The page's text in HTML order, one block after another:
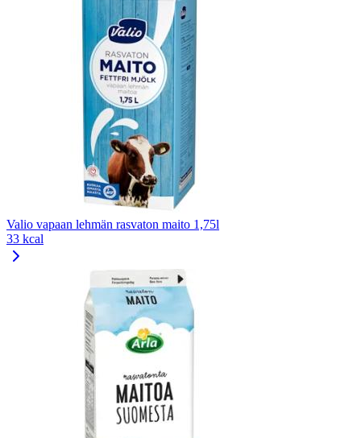
Valio vapaan lehmän rasvaton maito 1,75l
33 kcal